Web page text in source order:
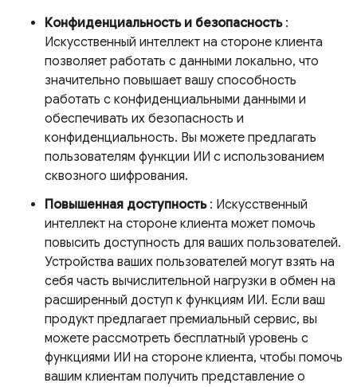
Конфиденциальность и безопасность:
Искусственный интеллект на стороне клиента
позволяет работать с данными локально, что
значительно повышает вашу способность
работать с конфиденциальными данными и
обеспечивать их безопасность и
конфиденциальность. Вы можете предлагать
пользователям функции ИИ с использованием
сквозного шифрования.
Повышенная доступность: Искусственный
интеллект на стороне клиента может помочь
повысить доступность для ваших пользователей.
Устройства ваших пользователей могут взять на
себя часть вычислительной нагрузки в обмен на
расширенный доступ к функциям ИИ. Если ваш
продукт предлагает премиальный сервис, вы
можете рассмотреть бесплатный уровень с
функциями ИИ на стороне клиента, чтобы помочь
вашим клиентам получить представление о